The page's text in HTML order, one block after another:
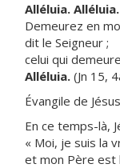
Alléluia. Alléluia.
Demeurez en
dit le Seigneur ;
celui qui
Alléluia. (Jn 15,
Évangile de
En ce temps-là,
« Moi, je suis la
et mon Père est